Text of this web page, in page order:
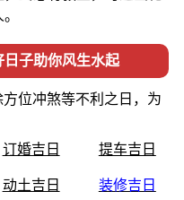
子助你风生水起
位冲煞等不利之日，为
订婚吉日 提车吉日
动土吉日 装修吉日